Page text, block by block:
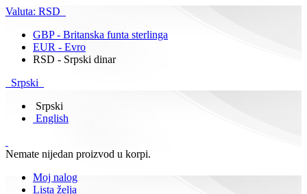
Valuta: RSD
GBP - Britanska funta sterlinga
EUR - Evro
RSD - Srpski dinar
Srpski
Srpski
English
Nemate nijedan proizvod u korpi.
Moj nalog
Lista želja